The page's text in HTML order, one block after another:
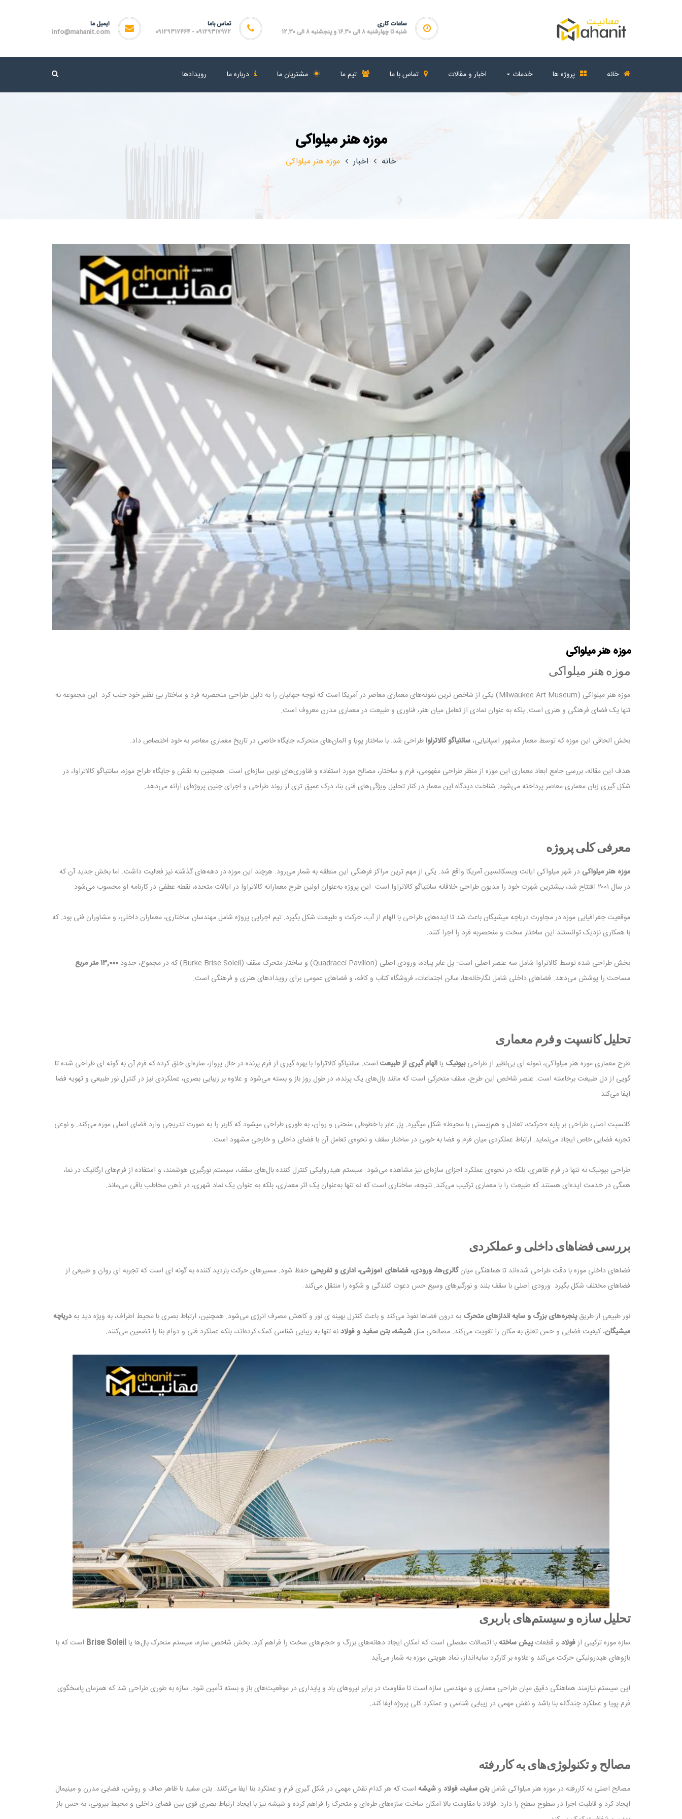
ایمیل ما
info@mahanit.com
تماس باما
۰۹۱۲۹۳۱۷۹۷۲ - ۰۹۱۲۹۳۱۷۴۶۴
ساعات کاری
شنبه تا چهارشنبه ۸ الی ۱۶.۳۰ و پنجشنبه ۸ الی ۱۲.۳۰
خانه پروژه ها خدمات اخبار و مقالات تماس با ما تیم ما مشتریان ما درباره ما رویدادها
موزه هنر میلواکی
خانه اخبار موزه هنر میلواکی
موزه هنر میلواکی
موزه هنر میلواکی
موزه هنر میلواکی (Milwaukee Art Museum) یکی از شاخص‌ ترین نمونه‌های معماری معاصر در آمریکا است که توجه جهانیان را به دلیل طراحی منحصر‌به ‌فرد و ساختار بی ‌نظیر خود جلب کرد. این مجموعه نه
تنها یک فضای فرهنگی و هنری است. بلکه به‌ عنوان نمادی از تعامل میان هنر، فناوری و طبیعت در معماری مدرن معروف است.
بخش الحاقی این موزه که توسط معمار مشهور اسپانیایی، سانتیاگو کالاتراواطراحی شد. با ساختار پویا و المان‌های متحرک، جایگاه خاصی در تاریخ معماری معاصر به خود اختصاص داد.
هدف این مقاله، بررسی جامع ابعاد معماری این موزه از منظر طراحی مفهومی، فرم و ساختار، مصالح مورد استفاده و فناوری‌های نوین سازه‌ای است. همچنین به نقش و جایگاه طراح موزه، سانتیاگو کالاتراوا، در
شکل ‌گیری زبان معماری معاصر پرداخته می‌شود. شناخت دیدگاه این معمار در کنار تحلیل ویژگی‌های فنی بنا، درک عمیق‌ تری از روند طراحی و اجرای چنین پروژه‌ای ارائه می‌دهد.
معرفی کلی پروژه
موزه هنر میلواکیدر شهر میلواکی ایالت ویسکانسین آمریکا واقع شد. یکی از مهم ‌ترین مراکز فرهنگی این منطقه به شمار می‌رود. هرچند این موزه در دهه‌های گذشته نیز فعالیت داشت. اما بخش جدید آن که
در سال ۲۰۰۱ افتتاح شد، بیشترین شهرت خود را مدیون طراحی خلاقانه سانتیاگو کالاتراوا است. این پروژه به‌عنوان اولین طرح معمارانه کالاتراوا در ایالات متحده، نقطه عطفی در کارنامه او محسوب می‌شود.
موقعیت جغرافیایی موزه در مجاورت دریاچه میشیگان باعث شد تا ایده‌های طراحی با الهام از آب، حرکت و طبیعت شکل بگیرد. تیم اجرایی پروژه شامل مهندسان ساختاری، معماران داخلی، و مشاوران فنی بود. که
با همکاری نزدیک توانستند این ساختار سخت و منحصربه ‌فرد را اجرا کنند.
بخش طراحی ‌شده توسط کالاتراوا شامل سه عنصر اصلی است: پل عابر پیاده، ورودی اصلی (Quadracci Pavilion) و ساختار متحرک سقف (Burke Brise Soleil) که در مجموع، حدود ۱۳,۰۰۰متر مربع
مساحت را پوشش می‌دهد. فضاهای داخلی شامل نگارخانه‌ها، سالن اجتماعات، فروشگاه کتاب و کافه، و فضاهای عمومی برای رویدادهای هنری و فرهنگی است.
تحلیل کانسپت و فرم معماری
طرح معماری موزه هنر میلواکی، نمونه‌ ای بی‌نظیر از طراحیبیونیک یاالهام ‌گیری از طبیعت است. سانتیاگو کالاتراوا با بهره ‌گیری از فرم پرنده در حال پرواز، سازه‌ای خلق کرده که فرم آن به گونه ‌ای طراحی شده تا
گویی از دل طبیعت برخاسته است. عنصر شاخص این طرح، سقف متحرکی است که مانند بال‌های یک پرنده، در طول روز باز و بسته می‌شود و علاوه ‌بر زیبایی بصری، عملکردی نیز در کنترل نور طبیعی و تهویه فضا
ایفا می‌کند.
کانسپت اصلی طراحی بر پایه «حرکت، تعادل و هم‌زیستی با محیط» شکل میگیرد. پل عابر با خطوطی منحنی و روان، به ‌طوری طراحی میشود که کاربر را به ‌صورت تدریجی وارد فضای اصلی موزه می‌کند. و نوعی
تجربه فضایی خاص ایجاد می‌نماید. ارتباط عملکردی میان فرم و فضا به‌ خوبی در ساختار سقف و نحوه‌ی تعامل آن با فضای داخلی و خارجی مشهود است.
طراحی بیونیک نه تنها در فرم ظاهری، بلکه در نحوه‌ی عملکرد اجزای سازه‌ای نیز مشاهده می‌شود. سیستم هیدرولیکی کنترل ‌کننده بال‌های سقف، سیستم نورگیری هوشمند، و استفاده از فرم‌های ارگانیک در نما،
همگی در خدمت ایده‌ای هستند که طبیعت را با معماری ترکیب می‌کند. نتیجه، ساختاری است که نه ‌تنها به‌عنوان یک اثر معماری، بلکه به‌ عنوان یک نماد شهری، در ذهن مخاطب باقی می‌ماند.
بررسی فضاهای داخلی و عملکردی
فضاهای داخلی موزه با دقت طراحی شده‌اند تا هماهنگی میانگالری‌ها، ورودی، فضاهای آموزشی، اداری و تفریحیحفظ شود. مسیرهای حرکت بازدید کننده به ‌گونه ‌ای است که تجربه‌ ای روان و طبیعی از
فضاهای مختلف شکل بگیرد. ورودی اصلی با سقف بلند و نورگیرهای وسیع حس دعوت ‌کنندگی و شکوه را منتقل می‌کند.
نور طبیعی از طریقپنجره‌های بزرگ و سایه ‌اندازهای متحرک به درون فضاها نفوذ می‌کند و باعث کنترل بهینه‌ ی نور و کاهش مصرف انرژی می‌شود. همچنین، ارتباط بصری با محیط اطراف، به ‌ویژه دید به دریاچه
میشیگان، کیفیت فضایی و حس تعلق به مکان را تقویت می‌کند. مصالحی مثل شیشه، بتن سفید و فولادنه تنها به زیبایی شناسی کمک کرده‌اند، بلکه عملکرد فنی و دوام بنا را تضمین می‌کنند.
تحلیل سازه و سیستم‌های باربری
سازه موزه ترکیبی ازفولاد و قطعاتپیش‌ ساختهبا اتصالات مفصلی است که امکان ایجاد دهانه‌های بزرگ و حجم‌های سخت را فراهم کرد. بخش شاخص سازه، سیستم متحرک بال‌ها یاBrise Soleil است که با
بازوهای هیدرولیکی حرکت می‌کند و علاوه بر کارکرد سایه‌انداز، نماد هویتی موزه به شمار می‌آید.
این سیستم نیازمند هماهنگی دقیق میان طراحی معماری و مهندسی سازه است تا مقاومت در برابر نیروهای باد و پایداری در موقعیت‌های باز و بسته تأمین شود. سازه به طوری طراحی شد که همزمان پاسخگوی
فرم پویا و عملکرد چندگانه بنا باشد و نقش مهمی در زیبایی ‌شناسی و عملکرد کلی پروژه ایفا کند.
مصالح و تکنولوژی‌های به ‌کاررفته
مصالح اصلی به‌ کاررفته در موزه هنر میلواکی شاملبتن سفید، فولاد وشیشه است که هر کدام نقش مهمی در شکل‌ گیری فرم و عملکرد بنا ایفا می‌کنند. بتن سفید با ظاهر صاف و روشن، فضایی مدرن و مینیمال
ایجاد کرد و قابلیت اجرا در سطوح سطح را دارد. فولاد با مقاومت بالا امکان ساخت سازه‌های طره‌ای و متحرک را فراهم کرده و شیشه نیز با ایجاد ارتباط بصری قوی بین فضای داخلی و محیط بیرونی، به حس باز